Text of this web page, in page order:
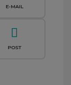
E-MAIL
POST